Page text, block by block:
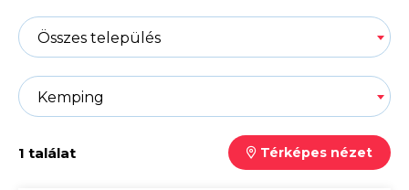
Összes település
Kemping
1 találat Térképes nézet